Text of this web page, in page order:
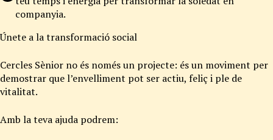
companyia.
Únete a la transformació social
Cercles Sènior no és només un projecte: és un moviment per
demostrar que l’envelliment pot ser actiu, feliç i ple de
vitalitat.
Amb la teva ajuda podrem: